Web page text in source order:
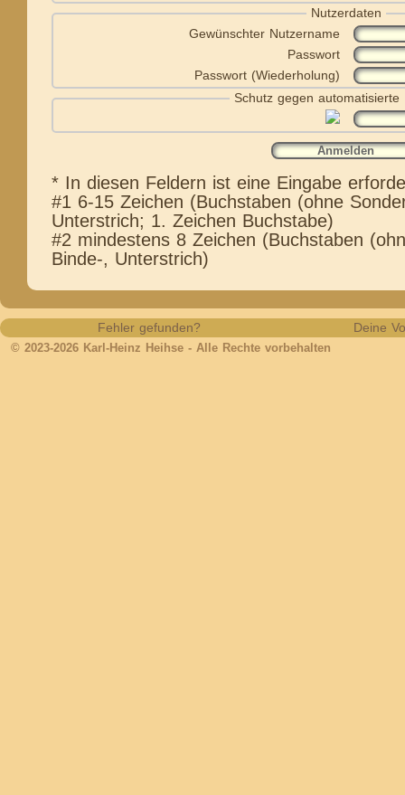
Nutzerdaten
Gewünschter Nutzername
Passwort
Passwort (Wiederholung)
Schutz gegen
* In diesen Feldern ist eine Eingabe
#1 6-15 Zeichen (Buchstaben (ohne
Unterstrich; 1. Zeichen Buchstabe)
#2 mindestens 8 Zeichen (Buchstaben
Binde-, Unterstrich)
Fehler gefunden? Deine
© 2023-2026 Karl-Heinz Heihse - Alle Rechte vorbehalten